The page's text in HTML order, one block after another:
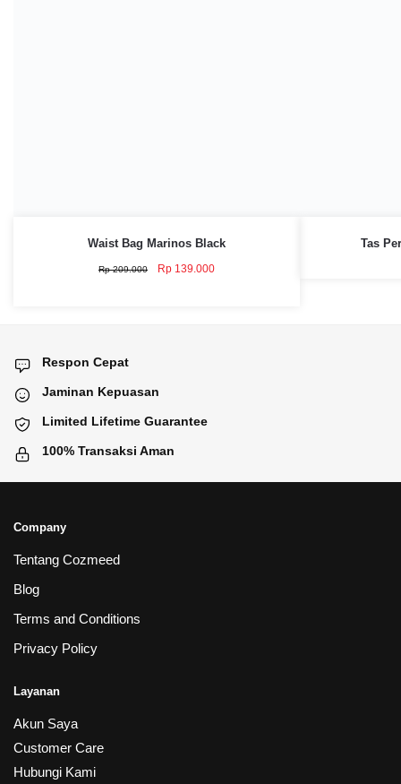
Waist Bag Marinos Black
Rp209.000
Original
Rp 139.000Current
Tas
Respon Cepat
Jaminan Kepuasan
Limited Lifetime Guarantee
100% Transaksi Aman
Company
Tentang Cozmeed
Blog
Terms and Conditions
Privacy Policy
Layanan
Akun Saya
Customer Care
Hubungi Kami